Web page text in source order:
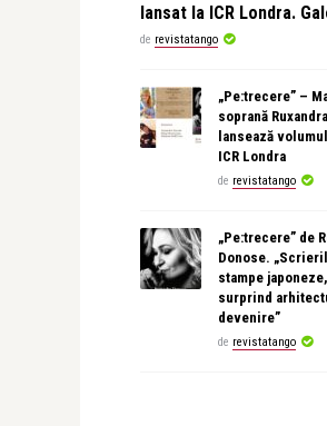
lansat la ICR Londra.
de revistatango
„Pe:trecere” –
soprană
lansează
ICR Londra
de revistatango
„Pe:trecere” de
Donose.
stampe
surprind
devenire”
de revistatango